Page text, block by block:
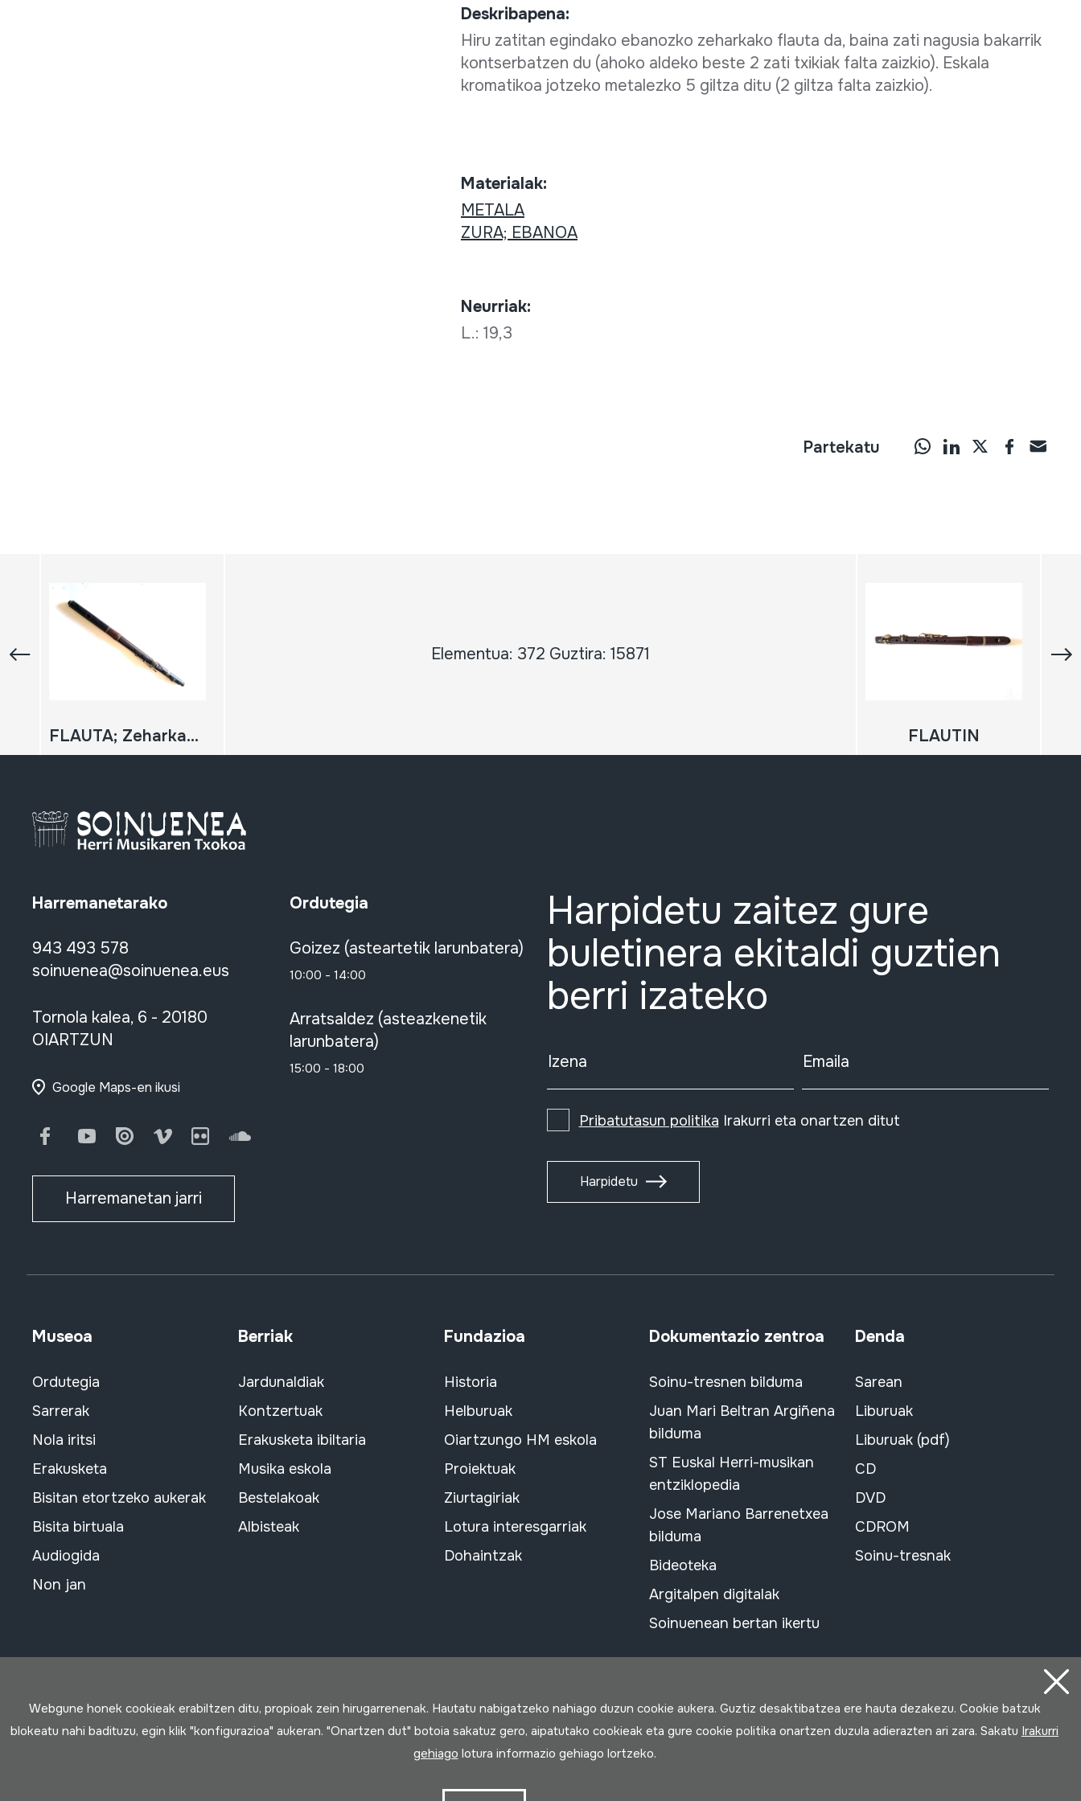
Deskribapena:
Hiru zatitan egindako ebanozko zeharkako flauta da, baina zati nagusia bakarrik
kontserbatzen du (ahoko aldeko beste 2 zati txikiak falta zaizkio). Eskala
kromatikoa jotzeko metalezko 5 giltza ditu (2 giltza falta zaizkio).
Materialak:
METALA
ZURA; EBANOA
Neurriak:
L.: 19,3
Partekatu
Elementua: 372 Guztira: 15871
FLAUTA; Zeharkako flauta FLAUTIN
Harremanetarako
943 493 578
soinuenea@soinuenea.eus
Tornola kalea, 6 - 20180
OIARTZUN
Google Maps-en ikusi
FacebookYoutubeIssuu Vimeo FlickrSoundCloud
Harremanetan jarri
Ordutegia
Goizez (asteartetik larunbatera)
10:00 - 14:00
Arratsaldez (asteazkenetik
larunbatera)
15:00 - 18:00
Harpidetu zaitez gure
buletinera ekitaldi guztien
berri izateko
Izena Emaila
Pribatutasun politika Irakurri eta onartzen ditut
Harpidetu
Museoa
Ordutegia
Sarrerak
Nola iritsi
Erakusketa
Bisitan etortzeko aukerak
Bisita birtuala
Audiogida
Non jan
Berriak
Jardunaldiak
Kontzertuak
Erakusketa ibiltaria
Musika eskola
Bestelakoak
Albisteak
Fundazioa
Historia
Helburuak
Oiartzungo HM eskola
Proiektuak
Ziurtagiriak
Lotura interesgarriak
Dohaintzak
Dokumentazio zentroa
Soinu-tresnen bilduma
Juan Mari Beltran Argiñena
bilduma
ST Euskal Herri-musikan
entziklopedia
Jose Mariano Barrenetxea
bilduma
Bideoteka
Argitalpen digitalak
Soinuenean bertan ikertu
Denda
Sarean
Liburuak
Liburuak (pdf)
CD
DVD
CDROM
Soinu-tresnak
Webgune honek cookieak erabiltzen ditu, propioak zein hirugarrenenak. Hautatu nabigatzeko nahiago duzun cookie aukera. Guztiz desaktibatzea ere hauta dezakezu. Cookie batzuk
blokeatu nahi badituzu, egin klik "konfigurazioa" aukeran. "Onartzen dut" botoia sakatuz gero, aipatutako cookieak eta gure cookie politika onartzen duzula adierazten ari zara. Sakatu Irakurri
gehiago lotura informazio gehiago lortzeko.